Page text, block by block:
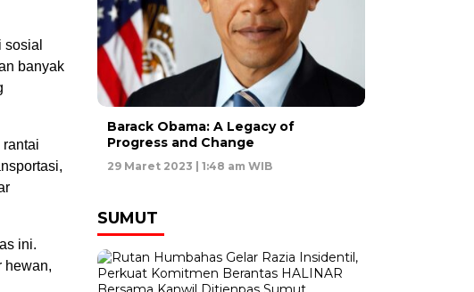
banyak
rantai
ini.
hewan,
Barack Obama: A Legacy of
Progress and Change
29 Maret 2023 | 1:48 am WIB
SUMUT